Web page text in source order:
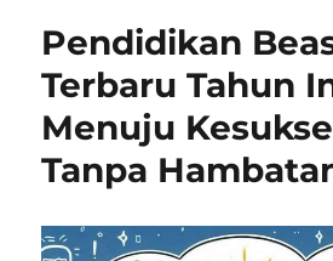
Pendidikan
Terbaru Tahun
Menuju
Tanpa